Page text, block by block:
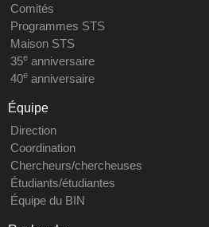
Comités
Programmes STS
Maison STS
35eanniversaire
40eanniversaire
Équipe
Direction
Coordination
Chercheurs/chercheuses
Étudiants/étudiantes
Équipe du BIN